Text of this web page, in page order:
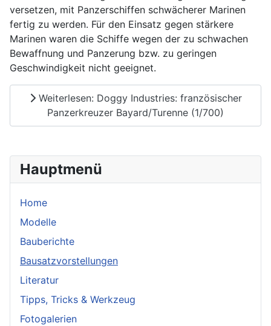
Hauptmenü
Home
Modelle
Bauberichte
Bausatzvorstellungen
Literatur
Tipps, Tricks & Werkzeug
Fotogalerien
versetzen, mit Panzerschiffen schwächerer Marinen
fertig zu werden. Für den Einsatz gegen stärkere
Marinen waren die Schiffe wegen der zu schwachen
Bewaffnung und Panzerung bzw. zu geringen
Geschwindigkeit nicht geeignet.
Weiterlesen: Doggy Industries: französischer
Panzerkreuzer Bayard/Turenne (1/700)